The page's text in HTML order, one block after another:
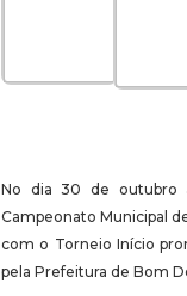
No dia 30 de outubro
Campeonato Municipal
com o Torneio Início
pela Prefeitura de Bom